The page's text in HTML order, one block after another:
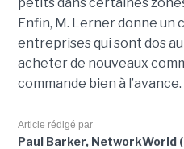
Enfin, M. Lerner donne un
entreprises qui sont dos
acheter de nouveaux
commande bien à l’avance.
Article rédigé par
Paul Barker, NetworkWorld